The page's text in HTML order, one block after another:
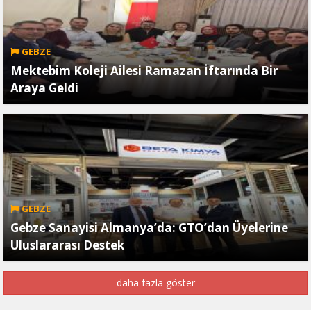
GEBZE
Mektebim Koleji Ailesi Ramazan İftarında Bir
Araya Geldi
GEBZE
Gebze Sanayisi Almanya’da: GTO’dan Üyelerine
Uluslararası Destek
daha fazla göster